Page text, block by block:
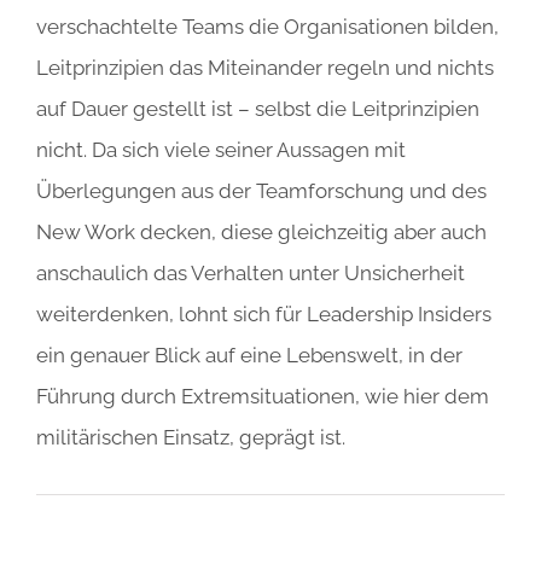
verschachtelte Teams die Organisationen bilden,
Leitprinzipien das Miteinander regeln und nichts
auf Dauer gestellt ist – selbst die Leitprinzipien
nicht. Da sich viele seiner Aussagen mit
Überlegungen aus der Teamforschung und des
New Work decken, diese gleichzeitig aber auch
anschaulich das Verhalten unter Unsicherheit
weiterdenken, lohnt sich für Leadership Insiders
ein genauer Blick auf eine Lebenswelt, in der
Führung durch Extremsituationen, wie hier dem
militärischen Einsatz, geprägt ist.